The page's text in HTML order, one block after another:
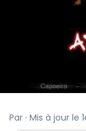
Par · Mis à jour le